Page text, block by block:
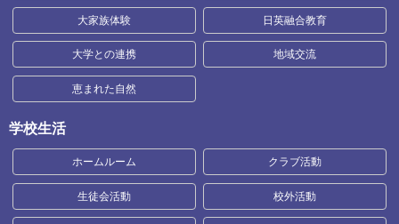
大家族体験 日英融合教育
大学との連携 地域交流
恵まれた自然
学校生活
ホームルーム クラブ活動
生徒会活動 校外活動